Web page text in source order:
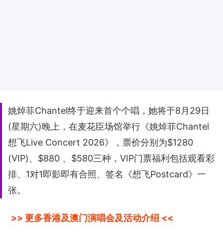
姚焯菲Chantel终于迎来首个个唱，她将于8月29日
(星期六)晚上，在麦花臣场馆举行《姚焯菲Chantel
想飞Live Concert 2026》，票价分别为$1280
(VIP)、$880 、$580三种，VIP门票福利包括观看彩
排、1对1即影即有合照、签名《想飞Postcard》一
张。
>> 更多香港及澳门演唱会及活动介绍 <<